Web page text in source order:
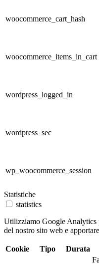
woocommerce_cart_hash
woocommerce_items_in_cart
wordpress_logged_in
wordpress_sec
wp_woocommerce_session
Statistiche
statistics
Utilizziamo Google Analytics
del nostro sito web e
Cookie Tipo Durata